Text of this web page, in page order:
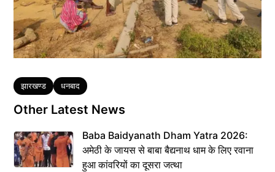
Tags
झारखण्ड धनबाद
Other Latest News
Baba Baidyanath Dham Yatra 2026:
अमेठी के जायस से बाबा बैद्यनाथ धाम के लिए रवाना
हुआ कांवरियों का दूसरा जत्था